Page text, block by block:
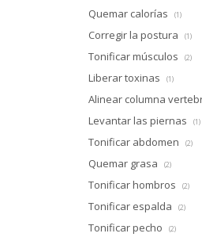
Quemar calorías (1)
Corregir la postura (1)
Tonificar músculos (2)
Liberar toxinas (1)
Alinear columna
Levantar las piernas (1)
Tonificar abdomen (2)
Quemar grasa (2)
Tonificar hombros (2)
Tonificar espalda (2)
Tonificar pecho (2)